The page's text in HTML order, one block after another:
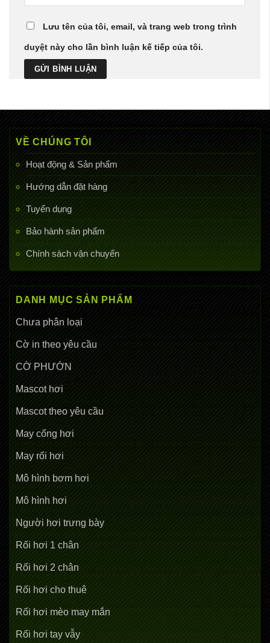
VỀ CHÚNG TÔI
Hoạt động & Sản phẩm
Hướng dẫn đặt hàng
Tuyển dụng
Bảo hành sản phẩm
Chính sách vận chuyển
DANH MỤC SẢN PHẨM
Chưa phân loại
Cờ in theo yêu cầu
CỜ PHƯỚN
Mascot hơi
Mascot theo yêu cầu
May cổng hơi
May rối hơi
Mô hình bơm hơi
Mô hình hơi
Người hơi trưng bày
Rối hơi 1 chân
Rối hơi 2 chân
Rối hơi cho thuê
Rối hơi mèo may mắn
Rối hơi tay vẫy
Lưu tên của tôi, email, và trang web trong trình
duyệt này cho lần bình luận kế tiếp của tôi.